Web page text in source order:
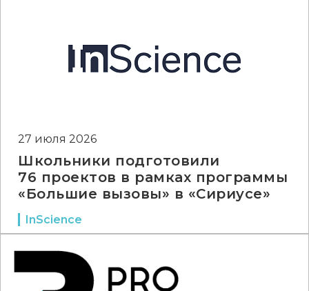
27 июля 2026
Школьники подготовили
76 проектов в рамках программы
«Большие вызовы» в «Сириусе»
InScience